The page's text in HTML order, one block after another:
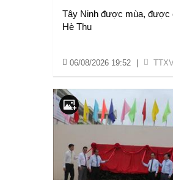
Tây Ninh được mùa, được
Hè Thu
06/08/2026 19:52